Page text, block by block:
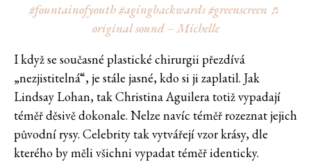
#fountainofyouth#agingbackwards#greenscreen ♬
original sound – Michelle
I když se současné plastické chirurgii přezdívá
„nezjistitelná“, je stále jasné, kdo si ji zaplatil. Jak
Lindsay Lohan, tak Christina Aguilera totiž vypadají
téměř děsivě dokonale. Nelze navíc téměř rozeznat jejich
původní rysy. Celebrity tak vytvářejí vzor krásy, dle
kterého by měli všichni vypadat téměř identicky.